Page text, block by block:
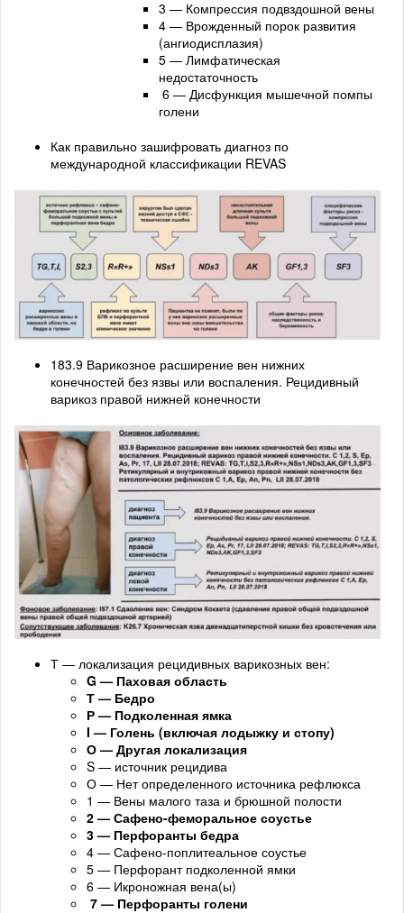
3 — Компрессия подвздошной вены
4 — Врожденный порок развития
(ангиодисплазия)
5 — Лимфатическая
недостаточность
6 — Дисфункция мышечной помпы
голени
Как правильно зашифровать диагноз по
международной классификации REVAS
183.9 Варикозное расширение вен нижних
конечностей без язвы или воспаления. Рецидивный
варикоз правой нижней конечности
Т — локализация рецидивных варикозных вен:
G — Паховая область
Т — Бедро
Р — Подколенная ямка
I — Голень (включая лодыжку и стопу)
О — Другая локализация
S — источник рецидива
О — Нет определенного источника рефлюкса
1 — Вены малого таза и брюшной полости
2 — Сафено-феморальное соустье
3 — Перфоранты бедра
4 — Сафено-поплитеальное соустье
5 — Перфорант подколенной ямки
6 — Икроножная вена(ы)
7 — Перфоранты голени